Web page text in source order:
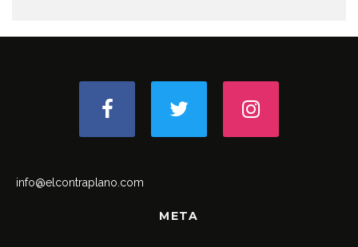
info@elcontraplano.com
META